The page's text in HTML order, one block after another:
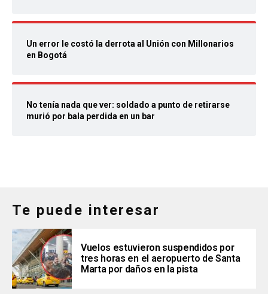
Un error le costó la derrota al Unión con Millonarios
en Bogotá
No tenía nada que ver: soldado a punto de retirarse
murió por bala perdida en un bar
Te puede interesar
Vuelos estuvieron suspendidos por
tres horas en el aeropuerto de Santa
Marta por daños en la pista